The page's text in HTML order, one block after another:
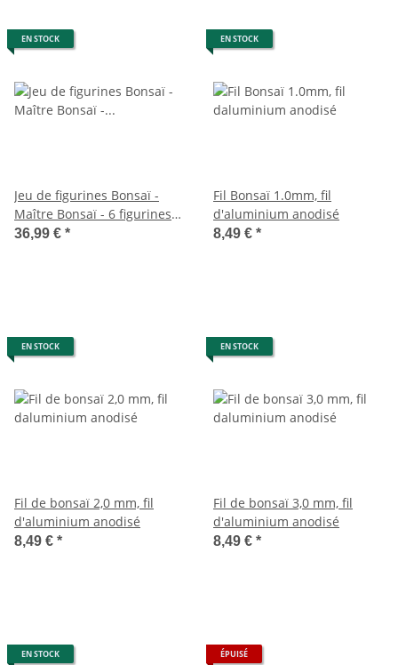
EN STOCK
Jeu de figurines Bonsaï -
Maître Bonsaï - 6 figurines
différentes
36,99 € *
EN STOCK
Fil Bonsaï 1.0mm, fil
d'aluminium anodisé
8,49 € *
EN STOCK
Fil de bonsaï 2,0 mm, fil
d'aluminium anodisé
8,49 € *
EN STOCK
Fil de bonsaï 3,0 mm, fil
d'aluminium anodisé
8,49 € *
EN STOCK ÉPUISÉ